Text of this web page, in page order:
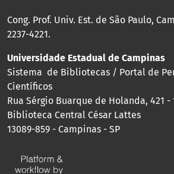
Cong. Prof. Univ. Est. de São Paulo,
2237-4221.
Universidade Estadual de Campinas
Sistema de Bibliotecas / Portal de
Científicos
Rua Sérgio Buarque de Holanda, 421 -
Biblioteca Central César Lattes
13089-859 - Campinas - SP